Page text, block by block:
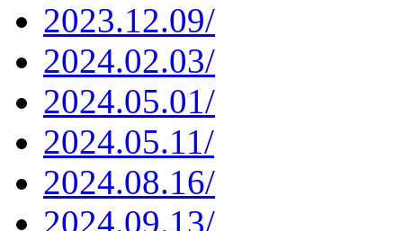
2023.12.09/
2024.02.03/
2024.05.01/
2024.05.11/
2024.08.16/
2024.09.13/